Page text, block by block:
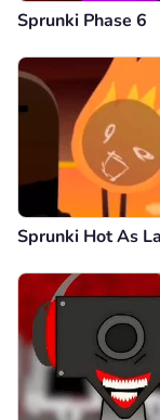
Sprunki Phase 6
Sprunki Hot As